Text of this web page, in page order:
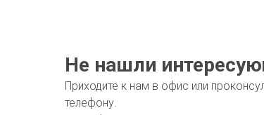
Не нашли
Приходите к нам в офис или
телефону.